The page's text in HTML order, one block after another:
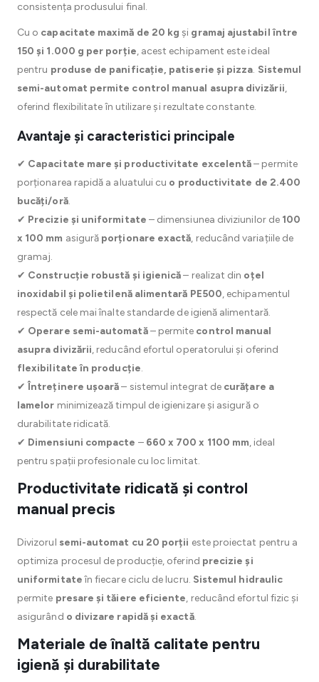
consistența produsului final.
Cu o capacitate maximă de 20 kg și gramaj ajustabil între
150 și 1.000 g per porție, acest echipament este ideal
pentru produse de panificație, patiserie și pizza. Sistemul
semi-automat permite control manual asupra divizării,
oferind flexibilitate în utilizare și rezultate constante.
Avantaje și caracteristici principale
✔ Capacitate mare și productivitate excelentă– permite
porționarea rapidă a aluatului cu o productivitate de 2.400
bucăți/oră.
✔ Precizie și uniformitate – dimensiunea diviziunilor de 100
x 100 mm asigură porționare exactă, reducând variațiile de
gramaj.
✔ Construcție robustă și igienică– realizat din oțel
inoxidabil și polietilenă alimentară PE500, echipamentul
respectă cele mai înalte standarde de igienă alimentară.
✔ Operare semi-automată– permite control manual
asupra divizării, reducând efortul operatorului și oferind
flexibilitate în producție.
✔Întreținere ușoară– sistemul integrat de curățare a
lamelor minimizează timpul de igienizare și asigură o
durabilitate ridicată.
✔ Dimensiuni compacte – 660 x 700 x 1100 mm, ideal
pentru spații profesionale cu loc limitat.
Productivitate ridicată și control
manual precis
Divizorul semi-automat cu 20 porții este proiectat pentru a
optimiza procesul de producție, oferind precizie și
uniformitateîn fiecare ciclu de lucru. Sistemul hidraulic
permite presare și tăiere eficiente, reducând efortul fizic și
asigurând o divizare rapidă și exactă.
Materiale de înaltă calitate pentru
igienă și durabilitate